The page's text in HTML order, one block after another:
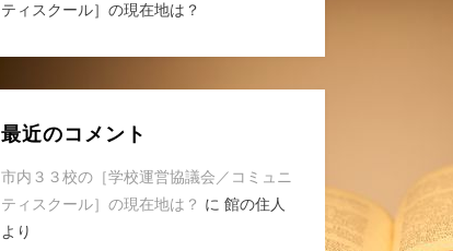
ティスクール］の現在地は？
最近のコメント
市内３３校の［学校運営協議会／コミュニ
ティスクール］の現在地は？ に 館の住人
より